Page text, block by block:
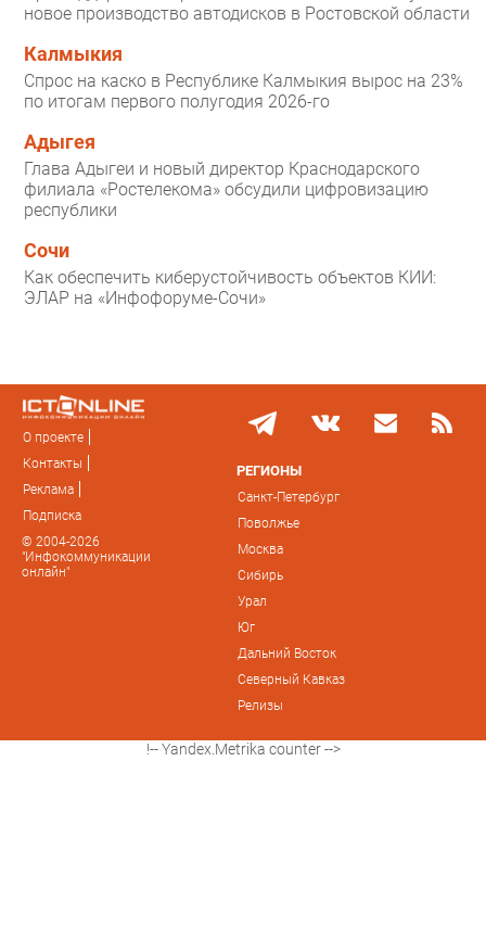
новое производство автодисков в Ростовской области
Калмыкия
Спрос на каско в Республике Калмыкия вырос на 23%
по итогам первого полугодия 2026-го
Адыгея
Глава Адыгеи и новый директор Краснодарского
филиала «Ростелекома» обсудили цифровизацию
республики
Сочи
Как обеспечить киберустойчивость объектов КИИ:
ЭЛАР на «Инфофоруме-Сочи»
О проекте
Контакты
Реклама
Подписка
© 2004-2026
"Инфокоммуникации
онлайн"
РЕГИОНЫ
Санкт-Петербург
Поволжье
Москва
Сибирь
Урал
Юг
Дальний Восток
Северный Кавказ
Релизы
!-- Yandex.Metrika counter -->